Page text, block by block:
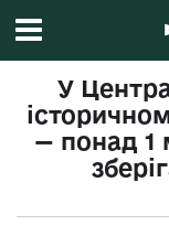
У
— понад 1